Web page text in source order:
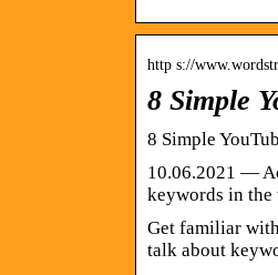
http s://
8 Simple
8 Simple
10.06.2021 —
keywords in
Get familiar
talk about